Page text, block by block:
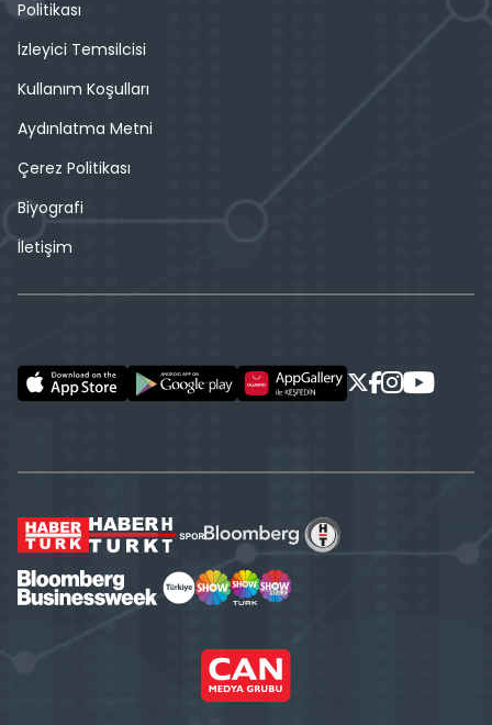
Politikası
İzleyici Temsilcisi
Kullanım Koşulları
Aydınlatma Metni
Çerez Politikası
Biyografi
İletişim